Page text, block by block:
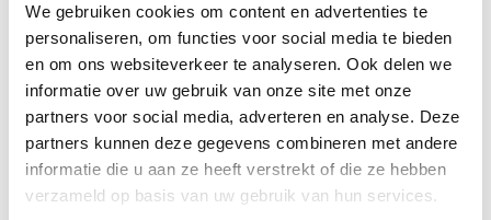
We gebruiken cookies om content en advertenties te
personaliseren, om functies voor social media te bieden
en om ons websiteverkeer te analyseren. Ook delen we
informatie over uw gebruik van onze site met onze
partners voor social media, adverteren en analyse. Deze
partners kunnen deze gegevens combineren met andere
informatie die u aan ze heeft verstrekt of die ze hebben
verzameld op basis van uw gebruik van hun services.
Wil je nog wat verder de diepte in, dan kun je een
opleiding tot assistent-wandeltrainer (niveau 2)
overwegen. “Die opleiding is erop gericht dat je
mensen echt vaardigheden gaat bijbrengen”, legt
Alkema uit. “Je leert observeren hoe iemand
loopt, hoe je daar feedback op geeft en welke
oefeningen goed zijn om te doen. Dat doe je niet